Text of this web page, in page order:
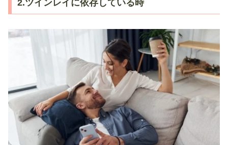
2.ツインレイに依存している時